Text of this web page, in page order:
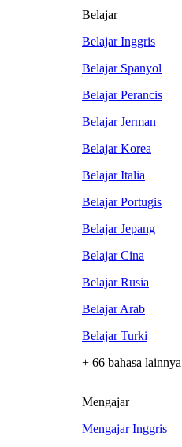
Belajar
Belajar Inggris
Belajar Spanyol
Belajar Perancis
Belajar Jerman
Belajar Korea
Belajar Italia
Belajar Portugis
Belajar Jepang
Belajar Cina
Belajar Rusia
Belajar Arab
Belajar Turki
+ 66 bahasa lainnya
Mengajar
Mengajar Inggris